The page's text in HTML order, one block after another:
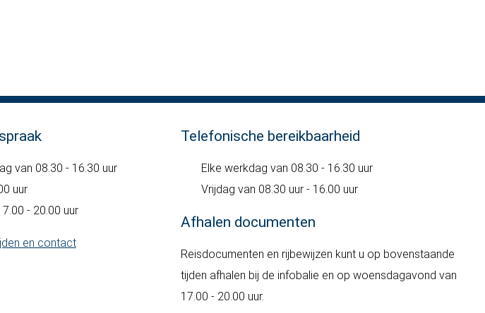
van 08.30 - 16.30 uur
uur
- 20.00 uur
en contact
Telefonische bereikbaarheid
Elke werkdag van 08.30 - 16.30 uur
Vrijdag van 08.30 uur - 16.00 uur
Afhalen documenten
Reisdocumenten en rijbewijzen kunt u op bovenstaande
tijden afhalen bij de infobalie en op woensdagavond van
17.00 - 20.00 uur.